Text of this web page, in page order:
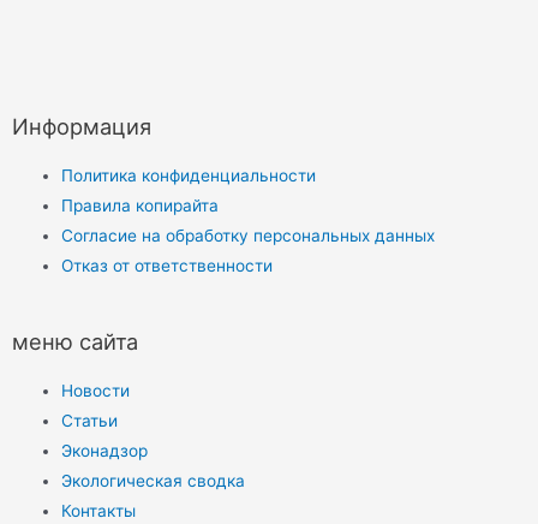
Информация
Политика конфиденциальности
Правила копирайта
Согласие на обработку персональных данных
Отказ от ответственности
меню сайта
Новости
Статьи
Эконадзор
Экологическая сводка
Контакты